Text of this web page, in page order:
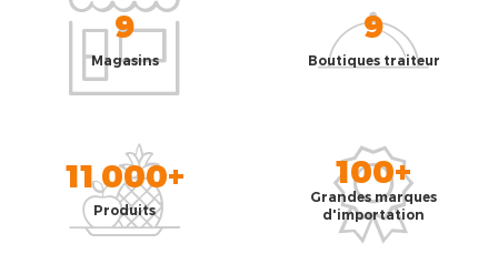
9
Magasins
9
Boutiques traiteur
11 000+
Produits
100+
Grandes marques
d'importation